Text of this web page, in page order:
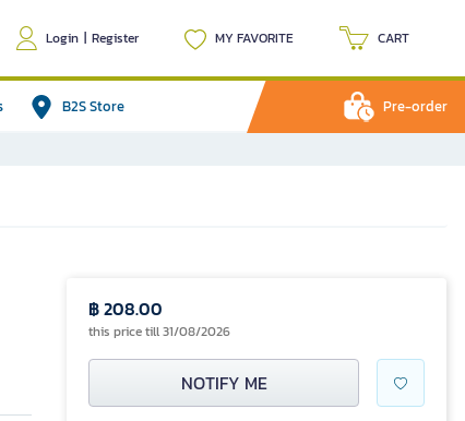
Login | Register MY FAVORITE CART
B2S Store Pre-order
฿ 208.00
this price till 31/08/2026
NOTIFY ME